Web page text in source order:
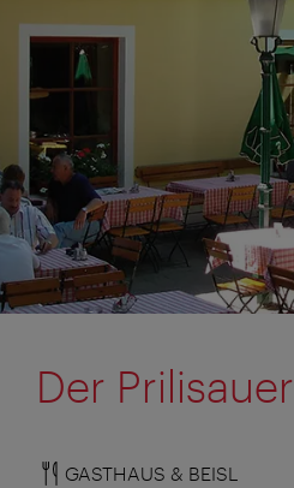
Der Prilisauer
GASTHAUS & BEISL